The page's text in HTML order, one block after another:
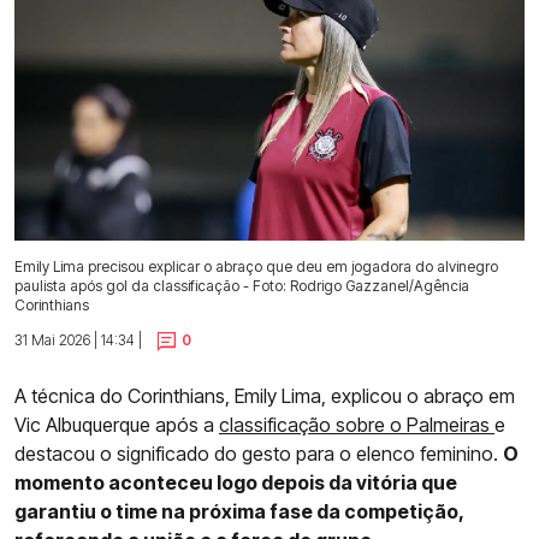
Emily Lima precisou explicar o abraço que deu em jogadora do alvinegro
paulista após gol da classificação - Foto: Rodrigo Gazzanel/Agência
Corinthians
31 Mai 2026 | 14:34 |
0
A técnica do Corinthians, Emily Lima, explicou o abraço em
Vic Albuquerque após a classificação sobre o Palmeiras e
destacou o significado do gesto para o elenco feminino. O
momento aconteceu logo depois da vitória que
garantiu o time na próxima fase da competição,